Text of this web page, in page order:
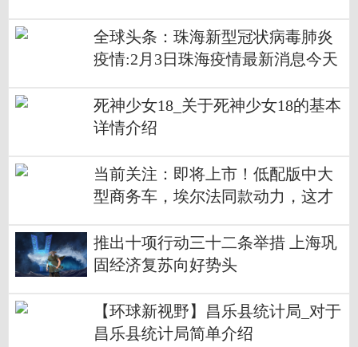
全球头条：珠海新型冠状病毒肺炎
疫情:2月3日珠海疫情最新消息今天
死神少女18_关于死神少女18的基本
详情介绍
当前关注：即将上市！低配版中大
型商务车，埃尔法同款动力，这才
推出十项行动三十二条举措 上海巩
固经济复苏向好势头
【环球新视野】昌乐县统计局_对于
昌乐县统计局简单介绍